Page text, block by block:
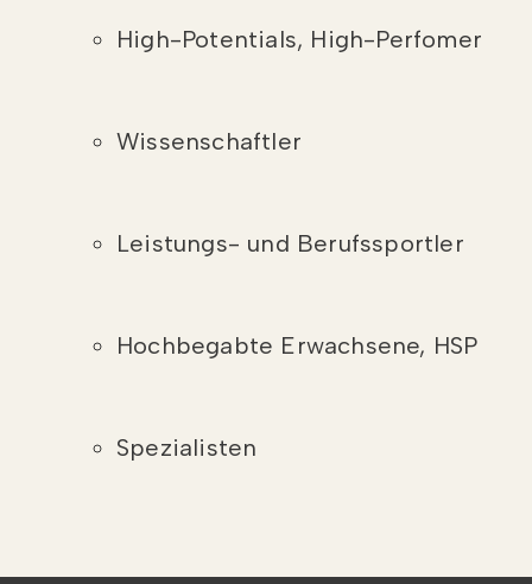
High-Potentials, High-Perfomer
Wissenschaftler
Leistungs- und Berufssportler
Hochbegabte Erwachsene, HSP
Spezialisten